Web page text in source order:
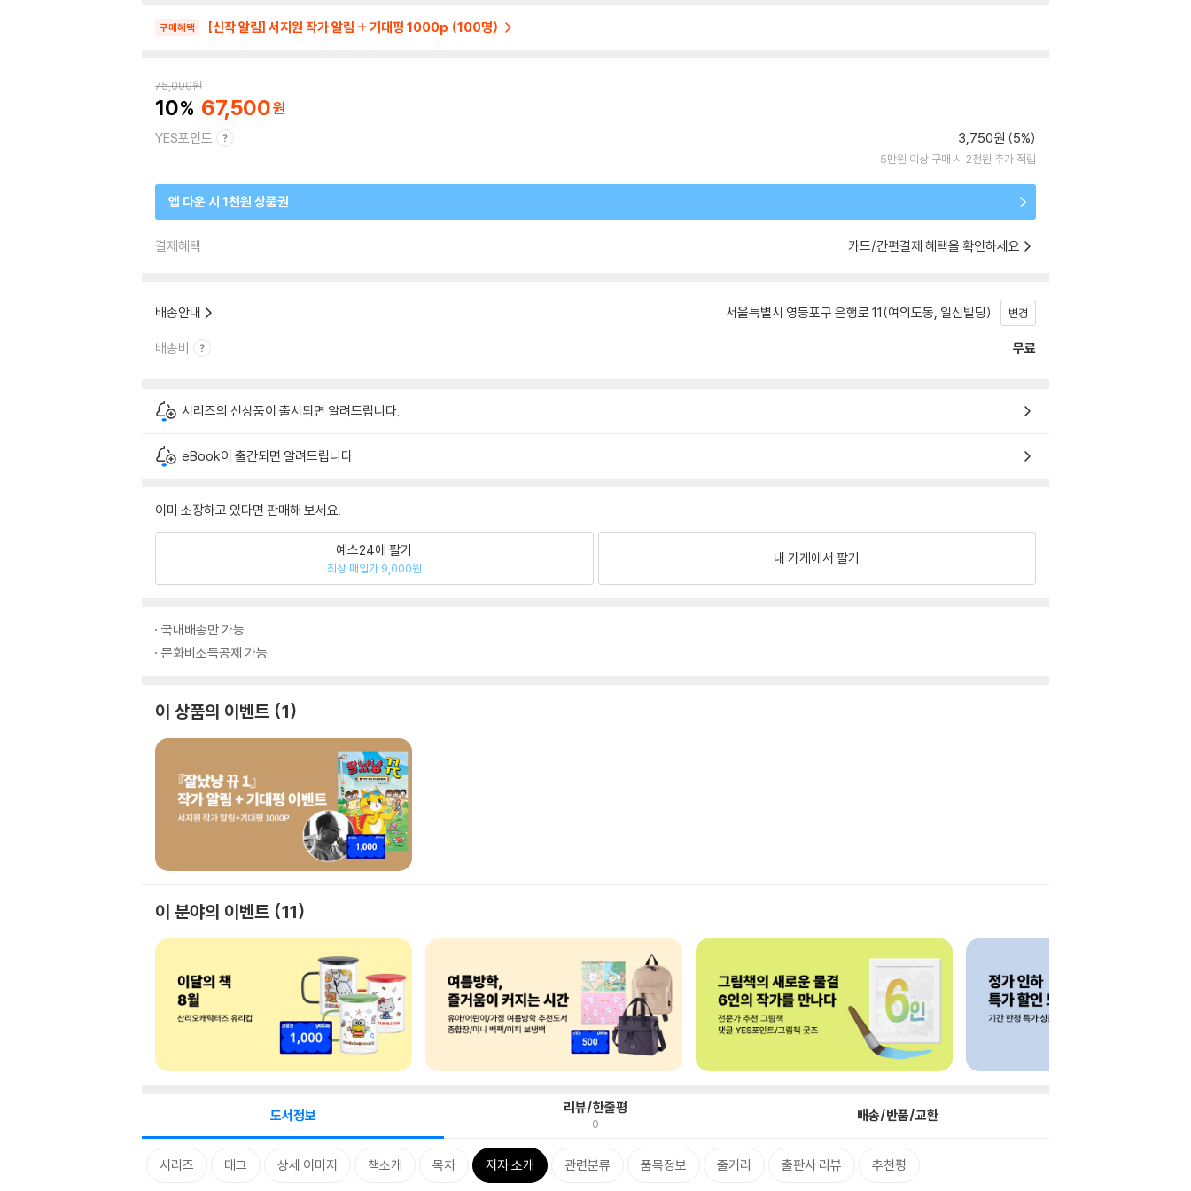
구매혜택 [신작 알림] 서지원 작가 알림 + 기대평 1000p (100명)
75,000원
10 67,500
YES포인트 3,750원 (5%)
5만원 이상 구매 시 2천원 추가 적립
앱 다운 시 1천원 상품권
결제혜택 카드/간편결제 혜택을 확인하세요
배송안내 서울특별시 영등포구 은행로 11(여의도동, 일신빌딩) 변경
배송비 무료
시리즈의 신상품이 출시되면 알려드립니다.
eBook이 출간되면 알려드립니다.
이미 소장하고 있다면 판매해 보세요.
예스24에 팔기
최상 매입가 9,000원
내 가게에서 팔기
국내배송만 가능
문화비소득공제 가능
이 상품의 이벤트 1
이 분야의 이벤트 11
도서정보 리뷰/한줄평
0 배송/반품/교환
시리즈 태그 상세 이미지 책소개 목차 저자 소개 관련분류 품목정보 줄거리 출판사 리뷰 추천평